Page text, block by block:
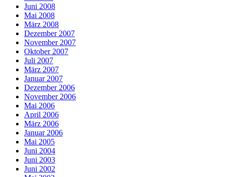
Juni 2008
Mai 2008
März 2008
Dezember 2007
November 2007
Oktober 2007
Juli 2007
März 2007
Januar 2007
Dezember 2006
November 2006
Mai 2006
April 2006
März 2006
Januar 2006
Mai 2005
Juni 2004
Juni 2003
Juni 2002